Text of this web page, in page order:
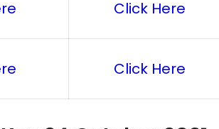
Click Here
Click Here